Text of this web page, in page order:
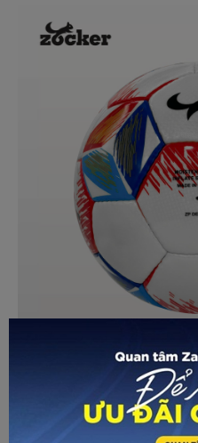
Zocker cam kết bảo hành
áp dụng chính sách 1 đổi 1
hơi, méo mó hoặc bung chỉ
GỬI THÔNG